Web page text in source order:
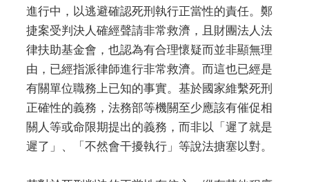
進行中，以逃避確認死刑執行正當性的責任。鄭
捷案受判決人確經聲請非常救濟，且財團法人法
律扶助基金會，也認為有合理懷疑而並非顯無理
由，已經指派律師進行非常救濟。而這也已經是
有關單位職務上已知的事實。基於國家維繫死刑
正確性的義務，法務部等機關至少應該有催促相
關人等或命限期提出的義務，而非以「遲了就是
遲了」、「不然會干擾執行」等說法搪塞以對。